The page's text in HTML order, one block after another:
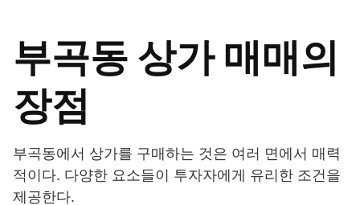
부곡동 상가 매매의
장점
부곡동에서 상가를 구매하는 것은 여러 면에서 매력
적이다. 다양한 요소들이 투자자에게 유리한 조건을
제공한다.